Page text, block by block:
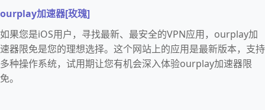
ourplay加速器[玫瑰]
如果您是iOS用户，寻找最新、最安全的VPN应用，ourplay加
速器限免是您的理想选择。这个网站上的应用是最新版本，支持
多种操作系统，试用期让您有机会深入体验ourplay加速器限
免。